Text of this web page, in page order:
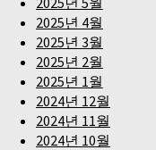
2025년 4월
2025년 3월
2025년 2월
2025년 1월
2024년 12월
2024년 11월
2024년 10월